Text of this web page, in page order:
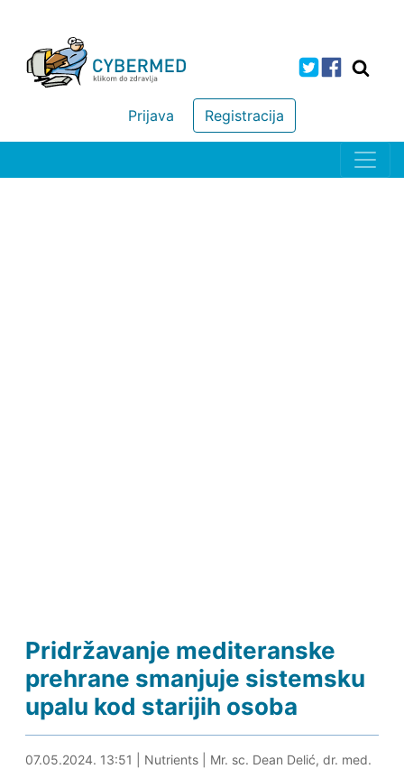
Registracija
Prijava
Pridržavanje mediteranske
prehrane smanjuje sistemsku
upalu kod starijih osoba
07.05.2024. 14:03
07.05.2024. 13:51 Nutrients| Mr. sc. Dean Delić, dr. med.